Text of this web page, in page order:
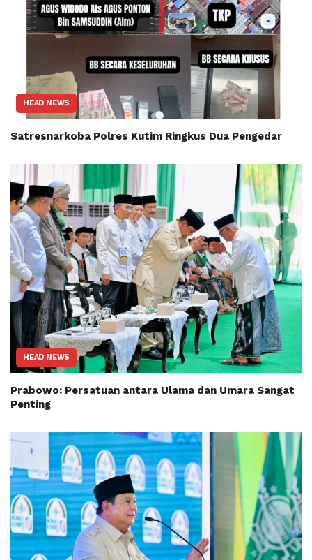
HEAD NEWS
Satresnarkoba Polres Kutim Ringkus Dua Pengedar
HEAD NEWS
Prabowo: Persatuan antara Ulama dan Umara Sangat
Penting